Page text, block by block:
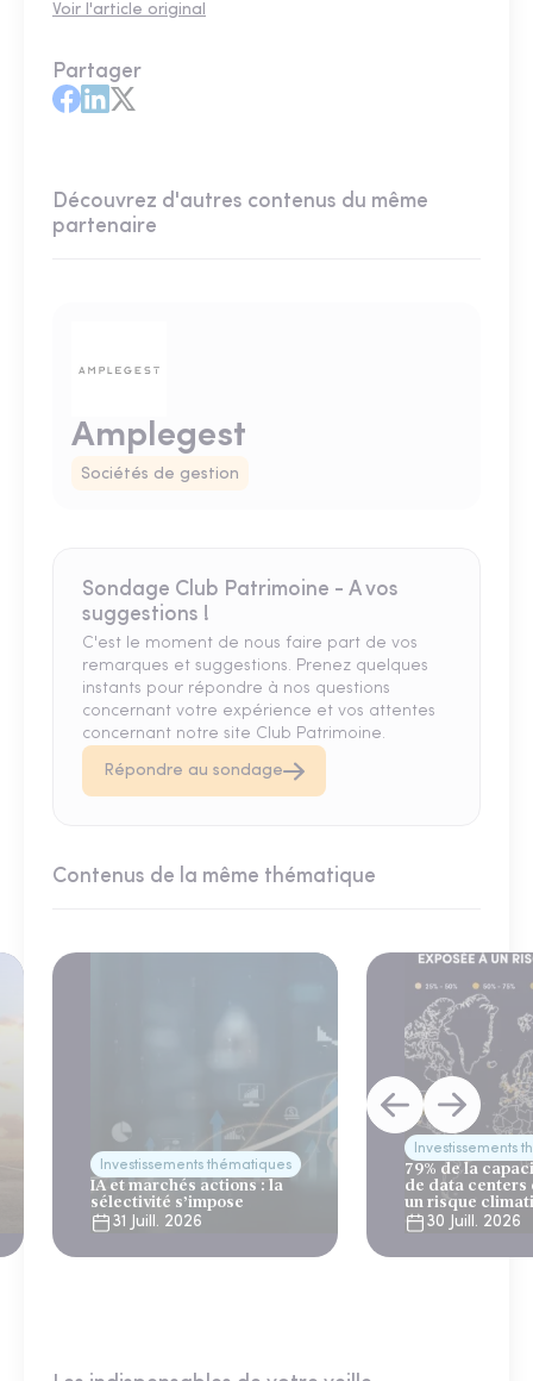
Voir l'article original
Partager
Découvrez d'autres contenus du même
partenaire
Amplegest
Sociétés de gestion
Sondage Club Patrimoine - A vos
suggestions !
C'est le moment de nous faire part de vos
remarques et suggestions. Prenez quelques
instants pour répondre à nos questions
concernant votre expérience et vos attentes
concernant notre site Club Patrimoine.
Répondre au sondage
Contenus de la même thématique
Investissements thématiques
IA et marchés actions : la
sélectivité s’impose
31 Juill. 2026
Investissements
79% de la
de data centers
un risque
30 Juill. 2026